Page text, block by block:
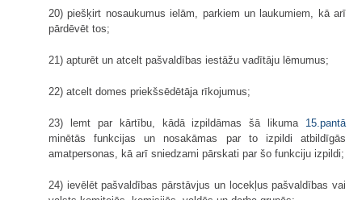
20) piešķirt nosaukumus ielām, parkiem un laukumiem, kā arī
pārdēvēt tos;
21) apturēt un atcelt pašvaldības iestāžu vadītāju lēmumus;
22) atcelt domes priekšsēdētāja rīkojumus;
23) lemt par kārtību, kādā izpildāmas šā likuma 15.pantā
minētās funkcijas un nosakāmas par to izpildi atbildīgās
amatpersonas, kā arī sniedzami pārskati par šo funkciju izpildi;
24) ievēlēt pašvaldības pārstāvjus un locekļus pašvaldības vai